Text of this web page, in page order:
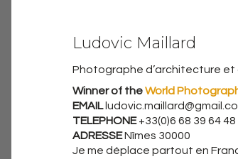
Ludovic Maillard
Photographe d’architecture et
Winner of theWorld
EMAIL
TELEPHONE+33(0)6 68 39 64 48
ADRESSENîmes 30000
Je me déplace partout en